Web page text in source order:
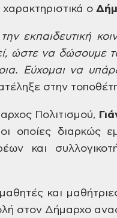
ο
εκπαιδευτική
ώστε ναδώσουμε
Εύχομαι να
στην
Πολιτισμού,
οποίες διαρκώς
και
μαθητές και
στον Δήμαρχο